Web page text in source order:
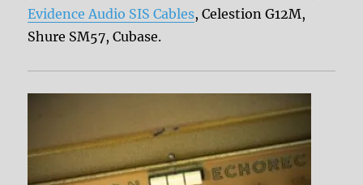
Evidence Audio SIS Cables, Celestion G12M,
Shure SM57, Cubase.